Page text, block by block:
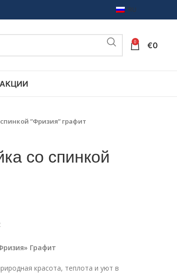
RU
0 €0
АКЦИИ
”Фризия” графит
со спинкой
Графит
красота, теплота и уют в